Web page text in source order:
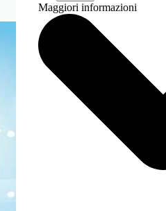
Maggiori informazioni